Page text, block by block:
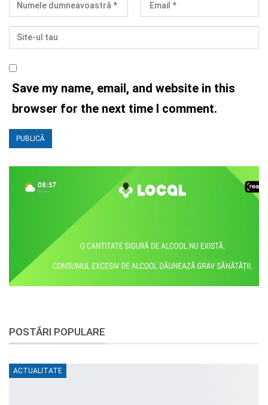
Save my name, email, and website in this
browser for the next time I comment.
POSTĂRI POPULARE
ACTUALITATE